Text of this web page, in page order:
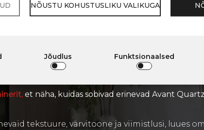
\ Avant quartzveebidisaineri kasutamise võimalus
QUARTZ
et näha, kuidas sobivad erinevad Avant
tekstuure, värvitoone ja viimistlusi, luues
NÕUSTU KOHUSTUSLIKU VALIKUGA
Jõudlus Funktsionaalsed